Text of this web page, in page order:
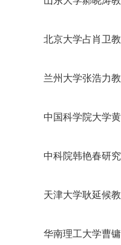
北京大学占肖卫
兰州大学张浩力
中国科学院大学
中科院韩艳春研
天津大学耿延候
华南理工大学曹